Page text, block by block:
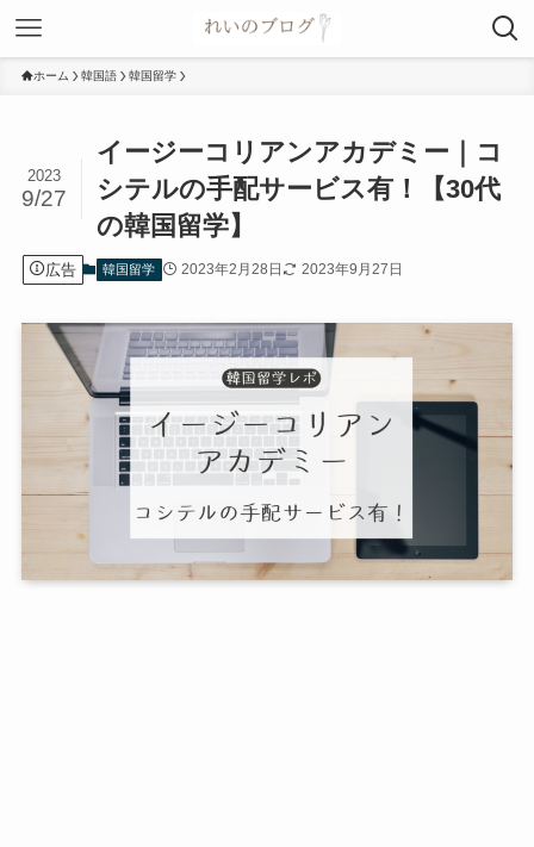
ホーム 韓国語 韓国留学
イージーコリアンアカデミー｜コ
シテルの手配サービス有！【30代
の韓国留学】
2023
9/27
広告 韓国留学 2023年2月28日 2023年9月27日